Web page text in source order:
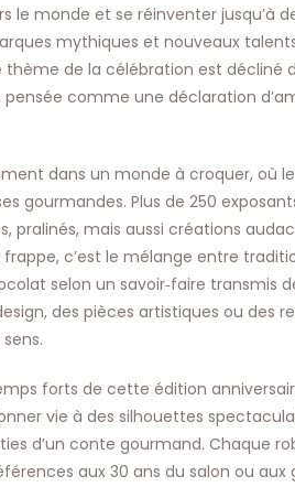
le monde et se réinventer jusqu’à
mythiques et nouveaux
de la célébration est décliné
comme une déclaration
dans un monde à croquer, où
Plus de 250
mais aussi créations
c’est le mélange entre
selon un savoir‑faire transmis
des pièces artistiques ou des
forts de cette édition
vie à des silhouettes
d’un conte gourmand. Chaque
aux 30 ans du salon ou aux